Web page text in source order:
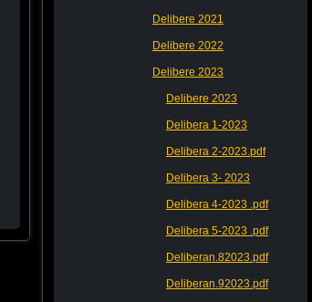
Delibere 2021
Delibere 2022
Delibere 2023
Delibere 2023
Delibera 1-2023
Delibera 2-2023.pdf
Delibera 3- 2023
Delibera 4-2023 .pdf
Delibera 5-2023 .pdf
Deliberan.82023.pdf
Deliberan.92023.pdf